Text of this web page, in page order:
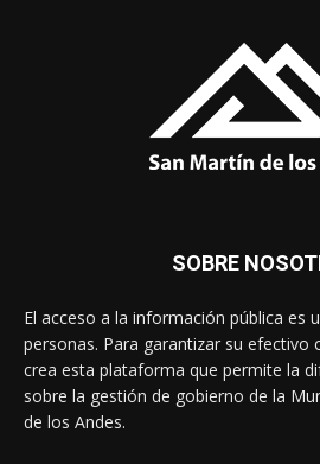
SOBRE
El acceso a la información pública es
personas. Para garantizar su efectivo
crea esta plataforma que permite la
sobre la gestión de gobierno de la
de los Andes.